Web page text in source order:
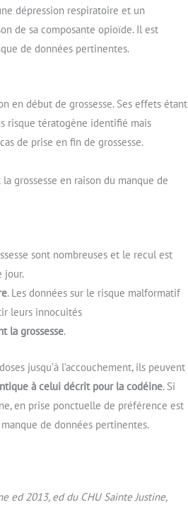
dépression respiratoire et un
de sa composante opioïde. Il est
de données pertinentes.
en début de grossesse. Ses effets étant
risque tératogène identifié mais
de prise en fin de grossesse.
grossesse en raison du manque de
sont nombreuses et le recul est
jour.
. Les données sur le risque malformatif
leurs innocuités
la grossesse.
jusqu’à l’accouchement, ils peuvent
à celui décrit pour la codéine. Si
en prise ponctuelle de préférence est
de données pertinentes.
ed 2013, ed du CHU Sainte Justine,